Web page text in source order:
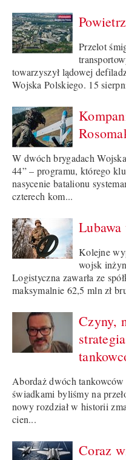
Przelot
towarzyszył lądowej
Wojska Polskiego. 15
W dwóch brygadach
44” – programu, którego
nasycenie batalionu
czterech kom...
Kolejne
wojsk
Logistyczna zawarła ze
maksymalnie 62,5 mln zł
Czyny,
Abordaż dwóch
świadkami byliśmy na
nowy rozdział w historii
cien...
Coraz